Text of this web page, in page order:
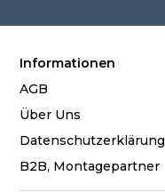
Informationen
AGB
Über Uns
Datenschutzerklärung
B2B, Montagepartner